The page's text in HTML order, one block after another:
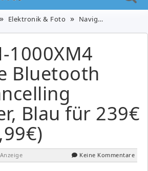
Elektronik & Foto Navigation & HiFi
1000XM4
Bluetooth
Blau für 239€
Keine Kommentare